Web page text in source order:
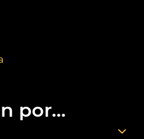
por...